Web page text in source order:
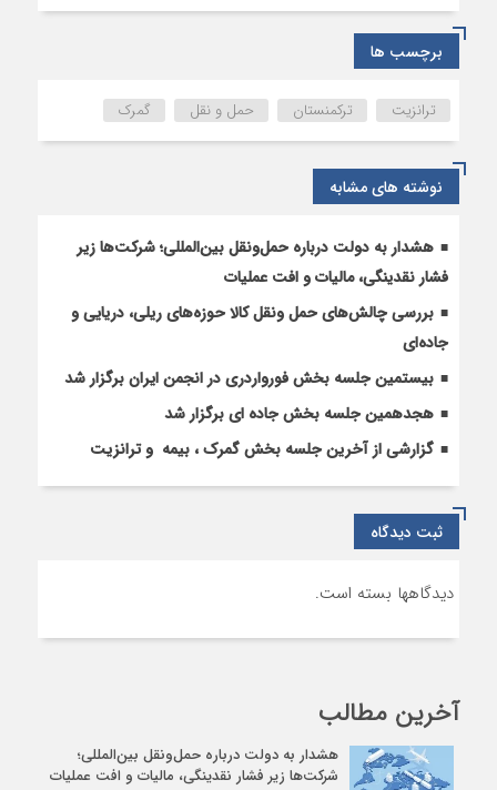
۲۰
میلیون
تن
کالا
میان
ایران
ترکمنستان
سال
۲۰۲۵
برچسب ها
ترانزیت ترکمنستان حمل و نقل گمرک
نوشته های مشابه
هشدار به دولت درباره حمل‌ونقل بین‌المللی؛ شرکت‌ها زیر
فشار نقدینگی، مالیات و افت عملیات
بررسی چالش‌های حمل ونقل کالا حوزه‌های ریلی، دریایی و
جاده‌ای
بیستمین جلسه بخش فورواردری در انجمن ایران برگزار شد
هجدهمین جلسه بخش جاده ای برگزار شد
گزارشی از آخرین جلسه بخش گمرک ، بیمه و ترانزیت
ثبت دیدگاه
دیدگاهها بسته است.
آخرین مطالب
هشدار به دولت درباره حمل‌ونقل بین‌المللی؛
شرکت‌ها زیر فشار نقدینگی، مالیات و افت عملیات